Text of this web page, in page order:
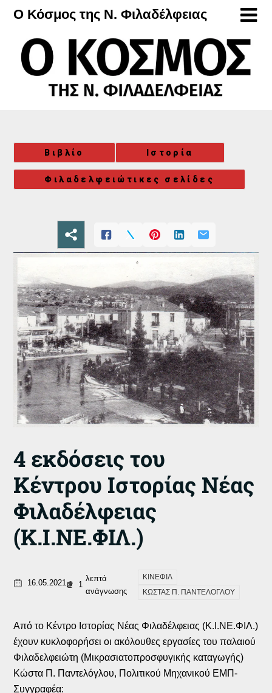
Μετάβαση
περιεχόμενο
Ο Κόσμος της Ν. Φιλαδέλφειας
Βιβλίο Ιστορία
Φιλαδελφειώτικες σελίδες
4 εκδόσεις του
Κέντρου Ιστορίας Νέας
Φιλαδέλφειας
(Κ.Ι.ΝΕ.ΦΙΛ.)
16.05.2021 1
λεπτά
ανάγνωσης
ΚΙΝΕΦΙΛ
ΚΩΣΤΑΣ Π. ΠΑΝΤΕΛΟΓΛΟΥ
Από το Κέντρο Ιστορίας Νέας Φιλαδέλφειας (Κ.Ι.ΝΕ.ΦΙΛ.)
έχουν κυκλοφορήσει οι ακόλουθες εργασίες του παλαιού
Φιλαδελφειώτη (Μικρασιατοπροσφυγικής καταγωγής)
Κώστα Π. Παντελόγλου, Πολιτικού Μηχανικού ΕΜΠ-
Συγγραφέα: